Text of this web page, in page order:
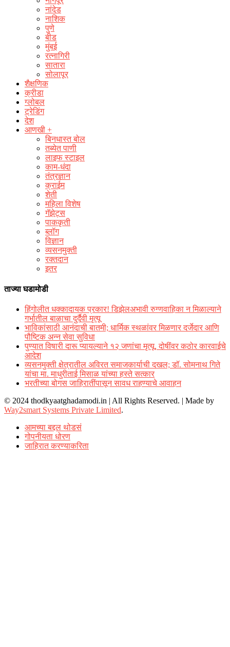
नांदेड
नाशिक
पुणे
बीड
मुंबई
रत्नागिरी
सातारा
सोलापूर
शैक्षणिक
क्रीडा
ग्लोबल
ट्रेडिंग
देश
आणखी +
बिनधास्त बोल
तब्येत पाणी
लाइफ स्टाइल
काम-धंदा
तंत्रज्ञान
क्राईम
शेती
महिला विशेष
गॅझेट्स
पाककृती
ब्लॉग
विज्ञान
व्यसनमुक्ती
रक्‍तदान
इतर
ताज्या घडामोडी
हिंगोलीत धक्कादायक प्रकार! डिझेलअभावी रुग्णवाहिका न मिळाल्याने
गर्भातील बाळाचा दुर्दैवी मृत्यू
भाविकांसाठी आनंदाची बातमी; धार्मिक स्थळांवर मिळणार दर्जेदार आणि
पौष्टिक अन्न सेवा सुविधा
पुण्यात विषारी दारू प्यायल्याने १२ जणांचा मृत्यू, दोषींवर कठोर कारवाईचे
आदेश
व्यसनमुक्ती क्षेत्रातील अविरत समाजकार्याची दखल; डॉ. सोमनाथ गिते
यांचा मा. माधुरीताई मिसाळ यांच्या हस्ते सत्कार
भरतीच्या बोगस जाहिरातींपासून सावध राहण्याचे आवाहन
© 2024 thodkyaatghadamodi.in | All Rights Reserved. | Made by
Way2smart Systems Private Limited.
आमच्या बद्दल थोडसं
गोपनीयता धोरण
जाहिरात करण्याकरिता